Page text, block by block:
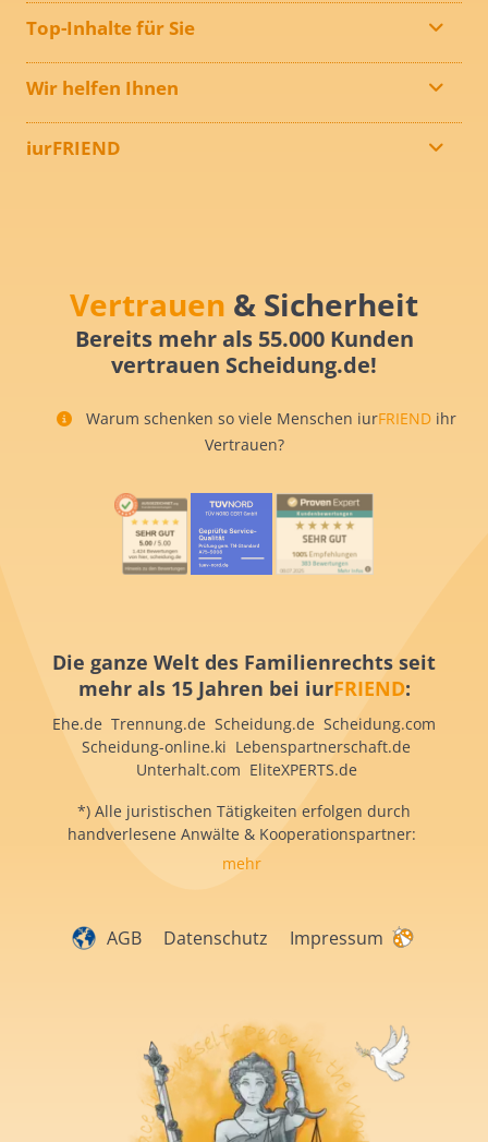
Top-Inhalte für Sie
Wir helfen Ihnen
iurFRIEND
Vertrauen & Sicherheit
Bereits mehr als 55.000 Kunden
vertrauen Scheidung.de!
Warum schenken so viele Menschen iurFRIEND ihr
Vertrauen?
Die ganze Welt des Familienrechts seit
mehr als 15 Jahren bei iurFRIEND:
Ehe.de Trennung.de Scheidung.de Scheidung.com
Scheidung-online.ki Lebenspartnerschaft.de
Unterhalt.com EliteXPERTS.de
*) Alle juristischen Tätigkeiten erfolgen durch
handverlesene Anwälte & Kooperationspartner:
mehr
AGB Datenschutz Impressum